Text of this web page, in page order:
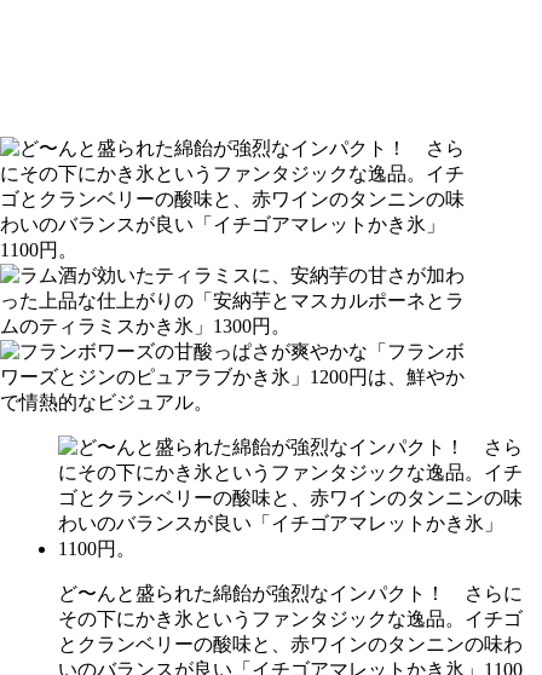
ど〜んと盛られた綿飴が強烈なインパクト！ さらに
その下にかき氷というファンタジックな逸品。イチゴ
とクランベリーの酸味と、赤ワインのタンニンの味わ
いのバランスが良い「イチゴアマレットかき氷」1100